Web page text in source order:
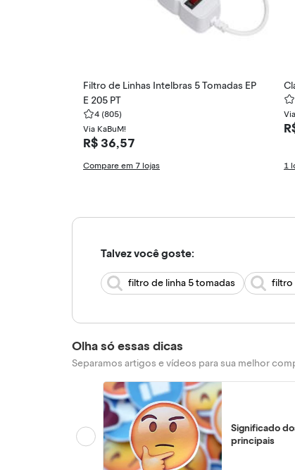
Filtro de Linhas Intelbras 5 Tomadas EP
E 205 PT
4 (805)
Via KaBuM!
R$ 36,57
Compare em 7 lojas 1
Talvez você goste:
filtro de linha 5 tomadas filtro
Olha só essas dicas
Separamos artigos e vídeos para sua melhor
Significado
principais